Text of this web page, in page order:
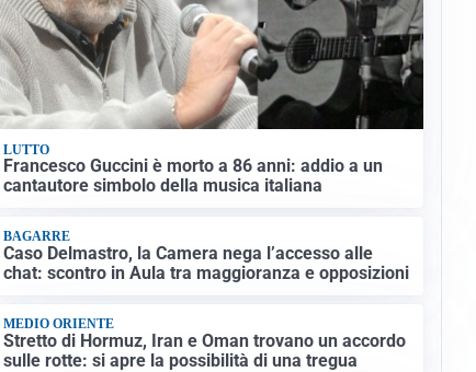
LUTTO
Francesco Guccini è morto a 86 anni: addio a un
cantautore simbolo della musica italiana
BAGARRE
Caso Delmastro, la Camera nega l’accesso alle
chat: scontro in Aula tra maggioranza e opposizioni
MEDIO ORIENTE
Stretto di Hormuz, Iran e Oman trovano un accordo
sulle rotte: si apre la possibilità di una tregua